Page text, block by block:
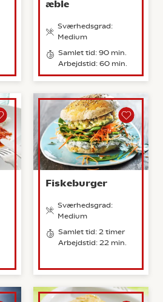
æble
Sværhedsgrad:
Medium
Samlet tid: 90 min.
Arbejdstid: 60 min.
Fiskeburger
Sværhedsgrad:
Medium
Samlet tid: 2 timer
Arbejdstid: 22 min.